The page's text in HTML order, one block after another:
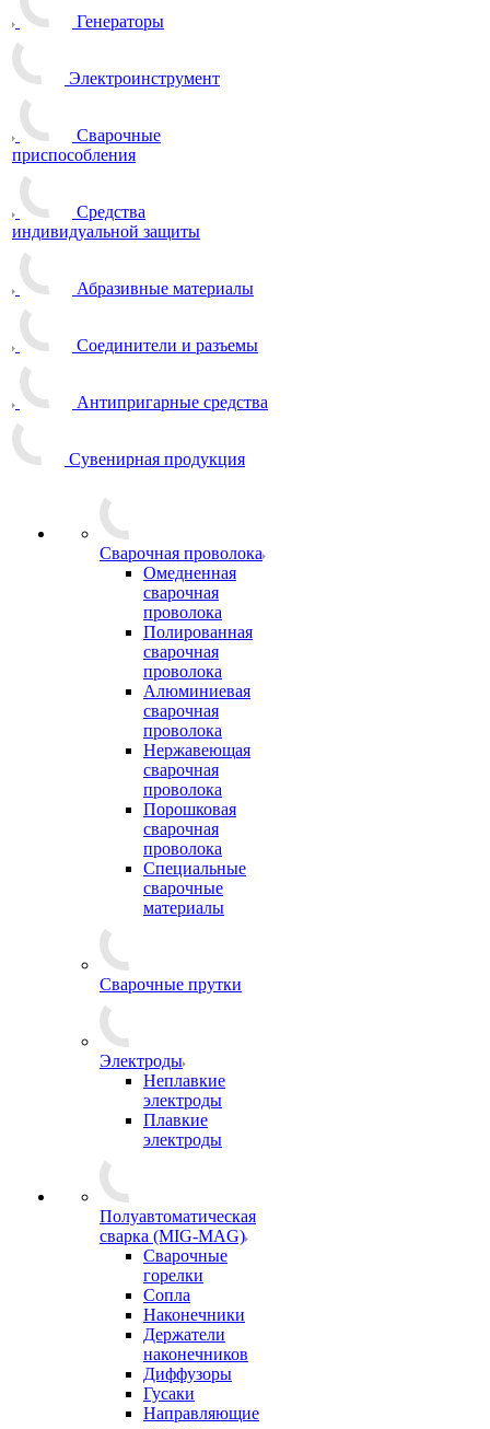
Генераторы
Электроинструмент
Сварочные
приспособления
Средства
индивидуальной защиты
Абразивные материалы
Соединители и разъемы
Антипригарные средства
Сувенирная продукция
Сварочная проволока
Омедненная
сварочная
проволока
Полированная
сварочная
проволока
Алюминиевая
сварочная
проволока
Нержавеющая
сварочная
проволока
Порошковая
сварочная
проволока
Специальные
сварочные
материалы
Сварочные прутки
Электроды
Неплавкие
электроды
Плавкие
электроды
Полуавтоматическая
сварка (MIG-MAG)
Сварочные
горелки
Сопла
Наконечники
Держатели
наконечников
Диффузоры
Гусаки
Направляющие